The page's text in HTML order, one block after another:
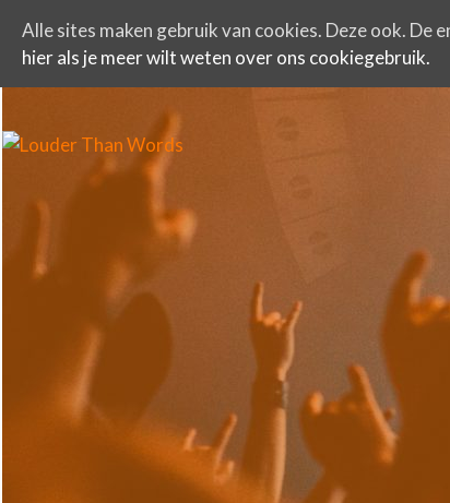
Alle sites maken gebruik van cookies. Deze ook. De
hier als je meer wilt weten over ons cookiegebruik.